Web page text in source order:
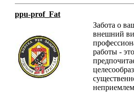
ppu-prof_Fat
Забота о
внешний
работы -